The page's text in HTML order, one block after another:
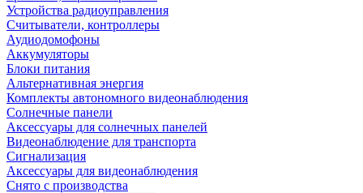
Устройства радиоуправления
Считыватели, контроллеры
Аудиодомофоны
Аккумуляторы
Блоки питания
Альтернативная энергия
Комплекты автономного видеонаблюдения
Солнечные панели
Аксессуары для солнечных панелей
Видеонаблюдение для транспорта
Сигнализация
Аксессуары для видеонаблюдения
Снято с производства